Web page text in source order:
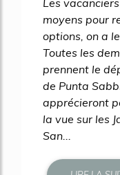
moyens pour
options, on a
Toutes les
prennent le
de Punta
apprécieront
la vue sur les
San...